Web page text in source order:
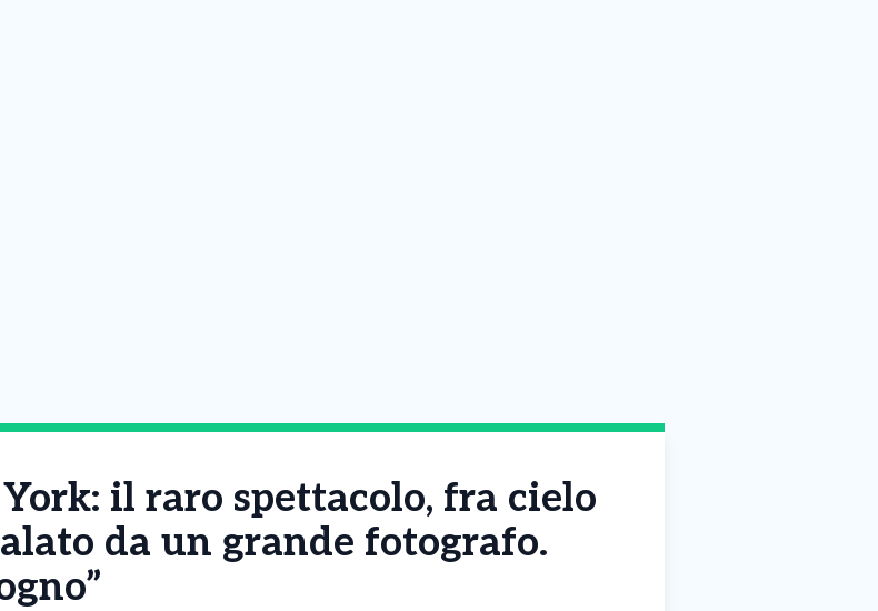
il raro spettacolo, fra cielo
da un grande fotografo.